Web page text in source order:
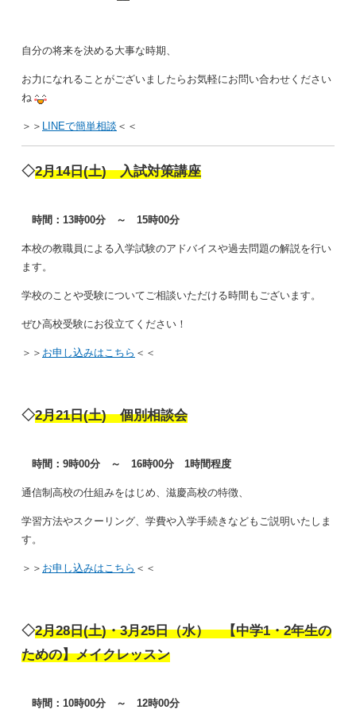
自分の将来を決める大事な時期、
お力になれることがございましたらお気軽にお問い合わせください
ね
＞＞ LINEで簡単相談 ＜＜
◇2月14日(土) 入試対策講座
時間：13時00分 ～ 15時00分
本校の教職員による入学試験のアドバイスや過去問題の解説を行い
ます。
学校のことや受験についてご相談いただける時間もございます。
ぜひ高校受験にお役立てください！
＞＞ お申し込みはこちら ＜＜
◇2月21日(土) 個別相談会
時間：9時00分 ～ 16時00分 1時間程度
通信制高校の仕組みをはじめ、滋慶高校の特徴、
学習方法やスクーリング、学費や入学手続きなどもご説明いたしま
す。
＞＞ お申し込みはこちら ＜＜
◇2月28日(土)・3月25日（水）【中学1・2年生の
ための】メイクレッスン
時間：10時00分 ～ 12時00分